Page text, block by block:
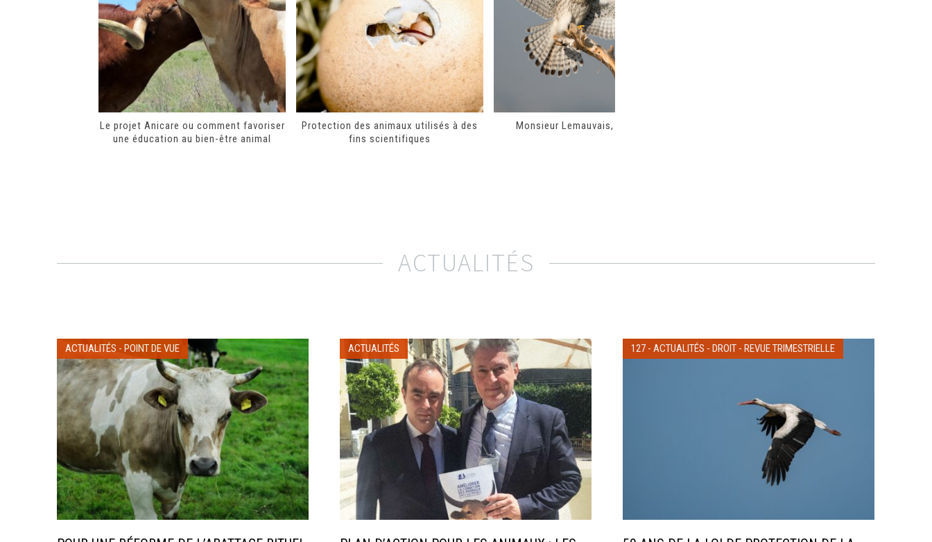
Le projet Anicare ou comment favoriser
une éducation au bien-être animal
Protection des animaux utilisés à des
fins scientifiques
Monsieur Lemauvais, chasseur
ACTUALITÉS
ACTUALITÉS - POINT DE VUE ACTUALITÉS 127- ACTUALITÉS - DROIT- REVUE TRIMESTRIELLE